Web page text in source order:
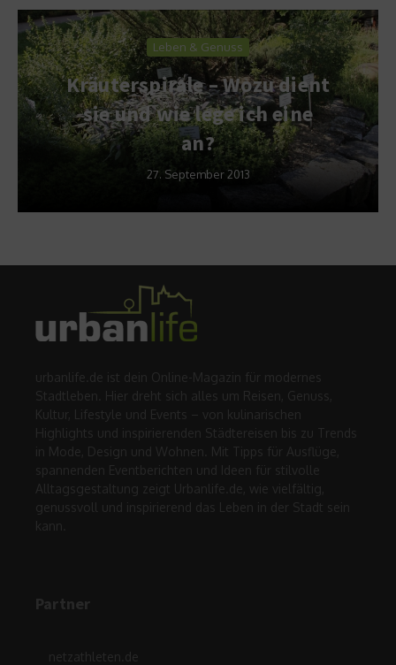
Leben & Genuss
Kräuterspirale – Wozu dient
sie und wie lege ich eine
an?
27. September 2013
urbanlife.de ist dein Online-Magazin für modernes
Stadtleben. Hier dreht sich alles um Reisen, Genuss,
Kultur, Lifestyle und Events – von kulinarischen
Highlights und inspirierenden Städtereisen bis zu Trends
in Mode, Design und Wohnen. Mit Tipps für Ausflüge,
spannenden Eventberichten und Ideen für stilvolle
Alltagsgestaltung zeigt Urbanlife.de, wie vielfältig,
genussvoll und inspirierend das Leben in der Stadt sein
kann.
Partner
netzathleten.de